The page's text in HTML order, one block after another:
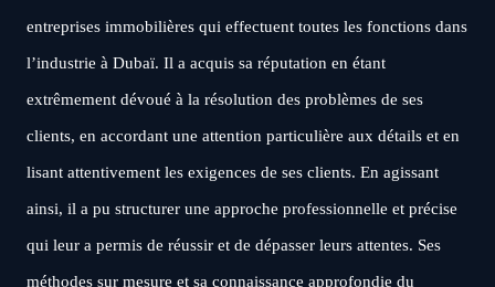
entreprises immobilières qui effectuent toutes les fonctions dans
l’industrie à Dubaï. Il a acquis sa réputation en étant
extrêmement dévoué à la résolution des problèmes de ses
clients, en accordant une attention particulière aux détails et en
lisant attentivement les exigences de ses clients. En agissant
ainsi, il a pu structurer une approche professionnelle et précise
qui leur a permis de réussir et de dépasser leurs attentes. Ses
méthodes sur mesure et sa connaissance approfondie du